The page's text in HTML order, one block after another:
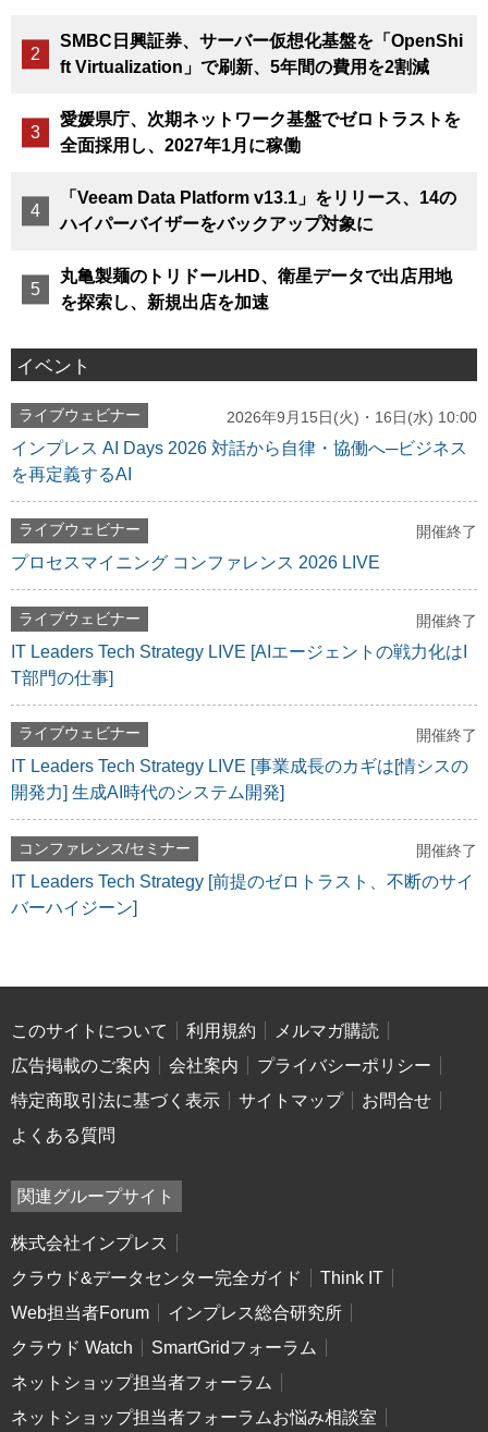
SMBC日興証券、サーバー仮想化基盤を「OpenShi
ft Virtualization」で刷新、5年間の費用を2割減
愛媛県庁、次期ネットワーク基盤でゼロトラストを
全面採用し、2027年1月に稼働
「Veeam Data Platform v13.1」をリリース、14の
ハイパーバイザーをバックアップ対象に
丸亀製麺のトリドールHD、衛星データで出店用地
を探索し、新規出店を加速
イベント
ライブウェビナー 2026年9月15日(火)・16日(水) 10:00
インプレス AI Days 2026 対話から自律・協働へ─ビジネス
を再定義するAI
ライブウェビナー 開催終了
プロセスマイニング コンファレンス 2026 LIVE
ライブウェビナー 開催終了
IT Leaders Tech Strategy LIVE [AIエージェントの戦力化はI
T部門の仕事]
ライブウェビナー 開催終了
IT Leaders Tech Strategy LIVE [事業成長のカギは[情シスの
開発力] 生成AI時代のシステム開発]
コンファレンス/セミナー 開催終了
IT Leaders Tech Strategy [前提のゼロトラスト、不断のサイ
バーハイジーン]
このサイトについて 利用規約
メルマガ購読
広告掲載のご案内
会社案内
プライバシーポリシー
特定商取引法に基づく表示
サイトマップ
お問合せ
よくある質問
関連グループサイト
株式会社インプレス
クラウド&データセンター完全ガイド
Think IT
Web担当者Forum
インプレス総合研究所
クラウド Watch
SmartGridフォーラム
ネットショップ担当者フォーラム
ネットショップ担当者フォーラムお悩み相談室